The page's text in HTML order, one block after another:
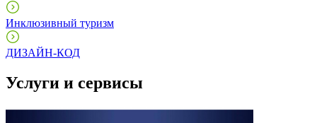
Инклюзивный туризм
ДИЗАЙН-КОД
Услуги и сервисы